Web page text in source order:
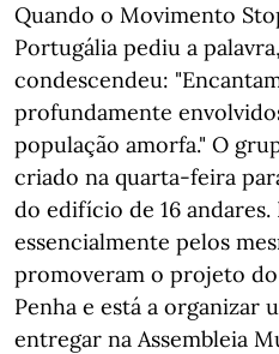
Quando o Movimento
Portugália pediu a
condescendeu:
profundamente
população amorfa." O
criado na quarta-feira
do edifício de 16
essencialmente pelos
promoveram o projeto
Penha e está a organizar
entregar na Assembleia